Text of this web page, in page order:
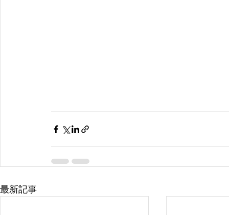
最新記事